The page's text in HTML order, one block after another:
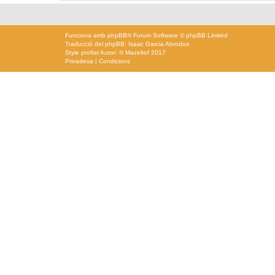
Funciona amb phpBB® Forum Software © phpBB Limited
Traducció del phpBB: Isaac Garcia Abrodos
Style proflatAutor: ©Mazeltof 2017
Privadesa | Condicions